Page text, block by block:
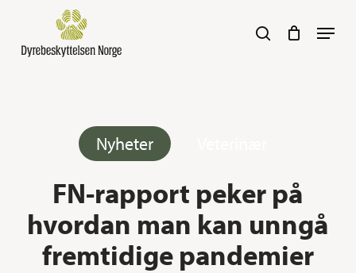
main
search
Nyheter
FN-rapport peker på
hvordan man kan unngå
fremtidige pandemier